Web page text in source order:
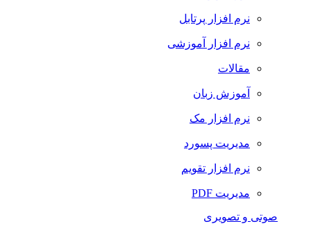
نرم افزار پرتابل
نرم افزار آموزشی
مقالات
آموزش زبان
نرم افزار مک
مدیریت پسورد
نرم افزار تقویم
مدیریت PDF
صوتی و تصویری